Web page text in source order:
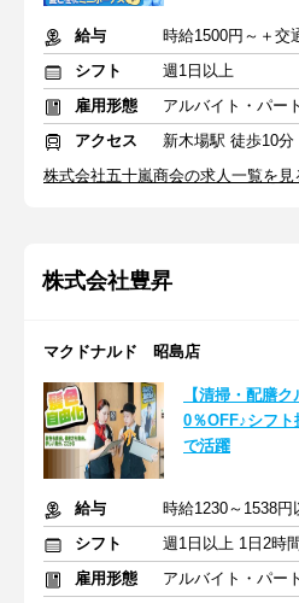
給与
時給1500円～＋交
シフト
週1日以上
雇用形態
アルバイト・パート
アクセス
新木場駅 徒歩10分
株式会社五十嵐商会の求人一覧を見
株式会社豊昇
マクドナルド 昭島店
【清掃・配膳
0％OFF♪シフト
で活躍
給与
時給1230～1538円
シフト
雇用形態
アルバイト・パート